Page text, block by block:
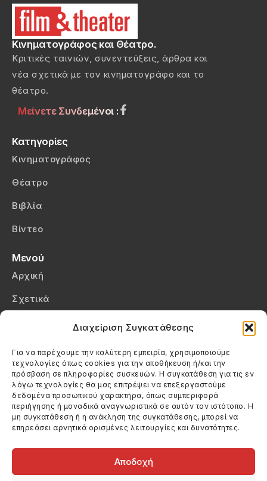
Διαχείριση Συγκατάθεσης
Για να παρέχουμε την καλύτερη εμπειρία, χρησιμοποιούμε
τεχνολογίες όπως cookies για την αποθήκευση ή/και την
πρόσβαση σε πληροφορίες συσκευών. Η συγκατάθεση για τις εν
λόγω τεχνολογίες θα μας επιτρέψει να επεξεργαστούμε
δεδομένα προσωπικού χαρακτήρα, όπως συμπεριφορά
περιήγησης ή μοναδικά αναγνωριστικά σε αυτόν τον ιστότοπο. Η
μη συγκατάθεση ή η ανάκληση της συγκατάθεσης, μπορεί να
επηρεάσει αρνητικά ορισμένες λειτουργίες και δυνατότητες.
Αποδοχή
Κινηματογράφος και Θέατρο.
Κριτικές ταινιών, συνεντεύξεις, άρθρα και
νέα σχετικά με τον κινηματογράφο και το
θέατρο.
Μείνετε Συνδεμένοι :
Κατηγορίες
Κινηματογράφος
Θέατρο
Βιβλία
Βίντεο
Μενού
Αρχική
Σχετικά
Πολιτική Cookies (ΕΕ)
Στοιχεία Επικοινωνίας
Καλεσέ μας
(+30) 6974123481
Στείλε μας email
info@filmandtheater.gr